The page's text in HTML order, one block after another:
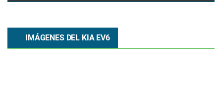
IMÁGENES DEL KIA EV6